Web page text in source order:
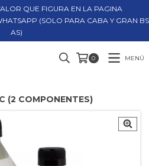
QUE FIGURA EN LA PAGINA
(SOLO PARA CABA Y GRAN BS
AS)
0 MENÚ
(2 COMPONENTES)